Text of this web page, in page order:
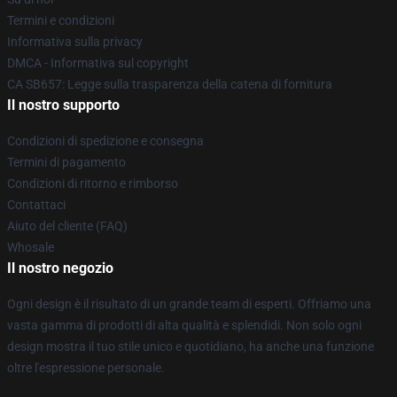
Termini e condizioni
Informativa sulla privacy
DMCA - Informativa sul copyright
CA SB657: Legge sulla trasparenza della catena di fornitura
Il nostro supporto
Condizioni di spedizione e consegna
Termini di pagamento
Condizioni di ritorno e rimborso
Contattaci
Aiuto del cliente (FAQ)
Whosale
Il nostro negozio
Ogni design è il risultato di un grande team di esperti. Offriamo una
vasta gamma di prodotti di alta qualità e splendidi. Non solo ogni
design mostra il tuo stile unico e quotidiano, ha anche una funzione
oltre l'espressione personale.